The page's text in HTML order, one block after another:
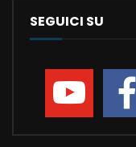
SEGUICI SU